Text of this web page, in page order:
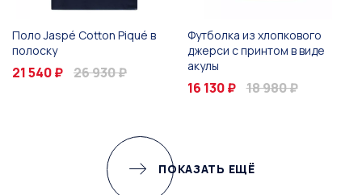
Поло Jaspé Cotton Piqué в
полоску
21 540 ₽ 26 930 ₽
Футболка из хлопкового
джерси с принтом в виде
акулы
16 130 ₽ 18 980 ₽
ПОКАЗАТЬ ЕЩЁ